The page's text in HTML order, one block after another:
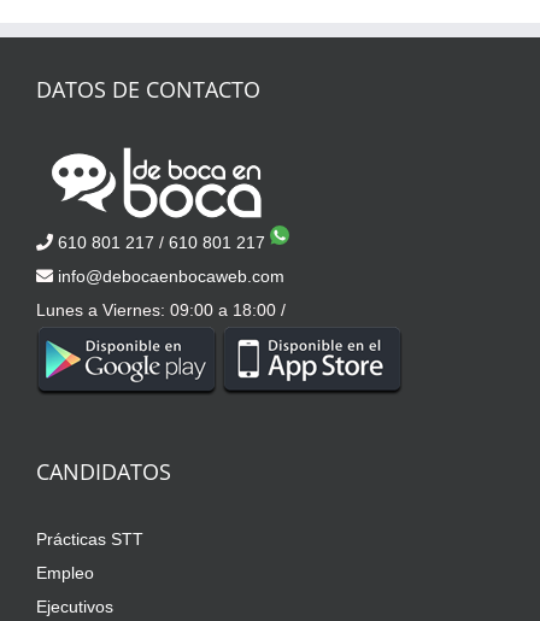
DATOS DE CONTACTO
610 801 217 / 610 801 217
info@debocaenbocaweb.com
Lunes a Viernes: 09:00 a 18:00 /
CANDIDATOS
Prácticas STT
Empleo
Ejecutivos